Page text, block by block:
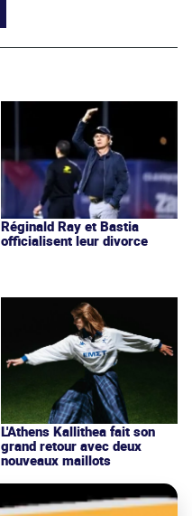
Réginald Ray et Bastia
officialisent leur divorce
L'Athens Kallithea fait son
grand retour avec deux
nouveaux maillots